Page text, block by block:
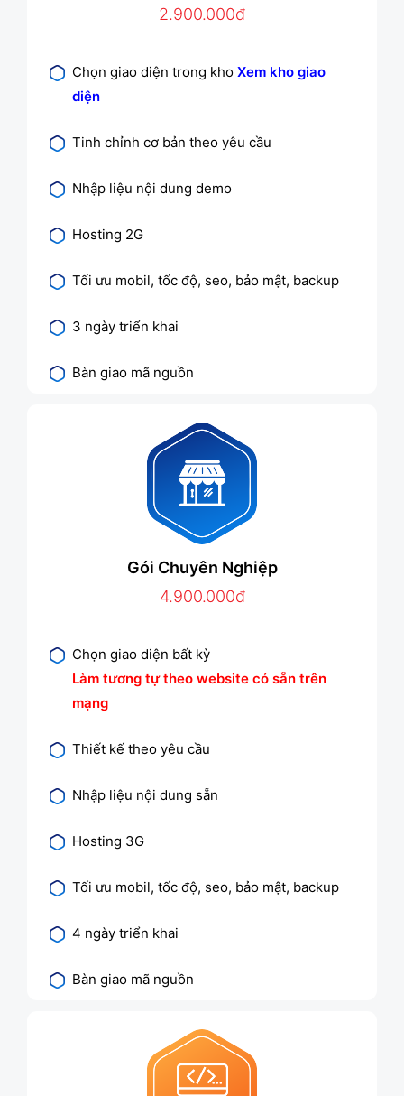
2.900.000đ
Chọn giao diện trong kho Xem kho giao
diện
Tinh chỉnh cơ bản theo yêu cầu
Nhập liệu nội dung demo
Hosting 2G
Tối ưu mobil, tốc độ, seo, bảo mật, backup
3 ngày triển khai
Bàn giao mã nguồn
Gói Chuyên Nghiệp
4.900.000đ
Chọn giao diện bất kỳ
Làm tương tự theo website có sẵn trên
mạng
Thiết kế theo yêu cầu
Nhập liệu nội dung sẵn
Hosting 3G
Tối ưu mobil, tốc độ, seo, bảo mật, backup
4 ngày triển khai
Bàn giao mã nguồn